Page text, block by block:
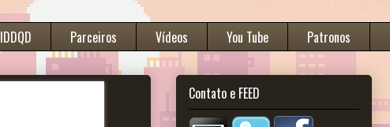
IDDQD Parceiros Vídeos You Tube Patronos
Contato e FEED